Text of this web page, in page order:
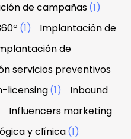
de campañas(1)
(1)
Implantación de
de
servicios preventivos
licensing(1)
Inbound
Influencers marketing
y clínica(1)